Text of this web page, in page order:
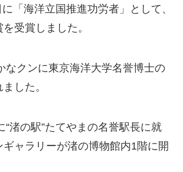
「海洋立国推進功労者」として、
受賞しました。
なクンに東京海洋大学名誉博士の
した。
“渚の駅”たてやまの名誉駅長に就
ャラリーが渚の博物館内1階に開